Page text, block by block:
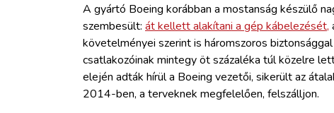
A gyártó Boeing korábban a mostanság készülő
szembesült: át kellett alakítani a gép kábelezését,
követelményei szerint is háromszoros
csatlakozóinak mintegy öt százaléka túl közelre
elején adták hírül a Boeing vezetői, sikerült az
2014-ben, a terveknek megfelelően, felszálljon.